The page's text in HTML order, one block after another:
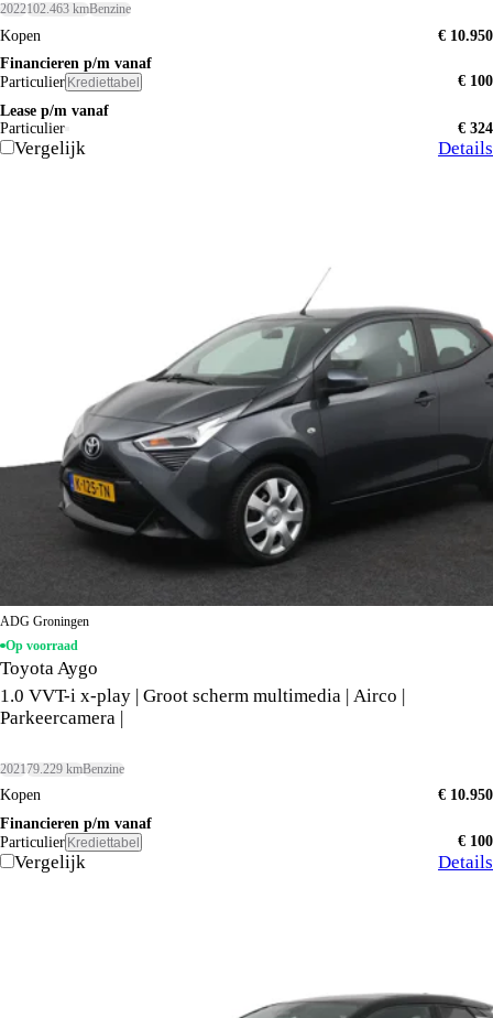
2022102.463 kmBenzine
Kopen
€ 10.950
Financieren p/m vanaf
Particulier Krediettabel
€ 100
Lease p/m vanaf
Particulier
€ 324
Vergelijk Details
ADG Groningen
Op voorraad
Toyota Aygo
1.0 VVT-i x-play | Groot scherm multimedia | Airco |
Parkeercamera |
202179.229 kmBenzine
Kopen
€ 10.950
Financieren p/m vanaf
Particulier Krediettabel € 100
Vergelijk Details